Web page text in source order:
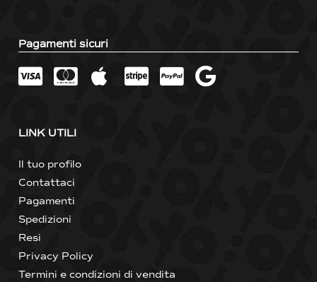
Pagamenti sicuri
LINK UTILI
Il tuo profilo
Contattaci
Pagamenti
Spedizioni
Resi
Privacy Policy
Termini e condizioni di vendita